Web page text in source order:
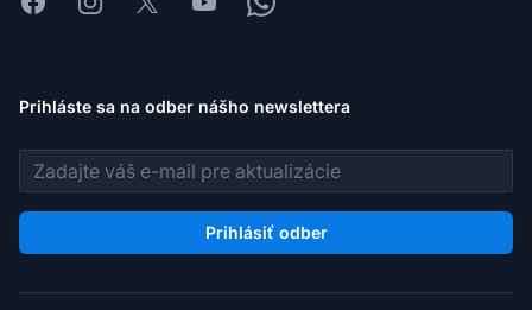
Prihláste sa na odber nášho newslettera
E-mailová adresa
Prihlásiť odber